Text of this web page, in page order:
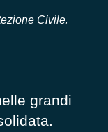
Civile,
grandi